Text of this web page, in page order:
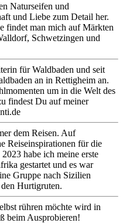
Naturseifen und
und Liebe zum Detail her.
findet man mich auf Märkten
Schwetzingen und
für Waldbaden und seit
an in Rettigheim an.
um in die Welt des
findest Du auf meiner
dem Reisen. Auf
Reiseinspirationen für die
habe ich meine erste
gestartet und es war
Gruppe nach Sizilien
Hurtigruten.
rühren möchte wird in
beim Ausprobieren!